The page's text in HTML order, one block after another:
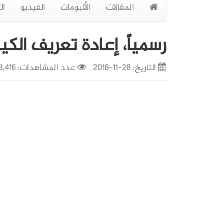
المقالات الألبومات الفيديو
رسمياً، إعادة تعريف
التاريخ:28-11-2018 عدد المشاهدات: 8,416